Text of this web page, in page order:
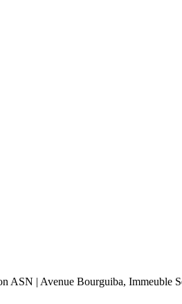
ASN | Avenue Bourguiba, Immeuble